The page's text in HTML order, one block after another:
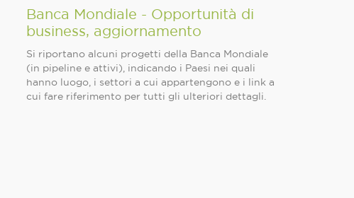
Banca Mondiale - Opportunità di
business, aggiornamento
Si riportano alcuni progetti della Banca Mondiale
(in pipeline e attivi), indicando i Paesi nei quali
hanno luogo, i settori a cui appartengono e i link a
cui fare riferimento per tutti gli ulteriori dettagli.